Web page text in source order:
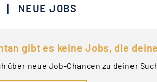
| NEUE JOBS
gibt es keine Jobs, die
über neue Job-Chancen zu deiner